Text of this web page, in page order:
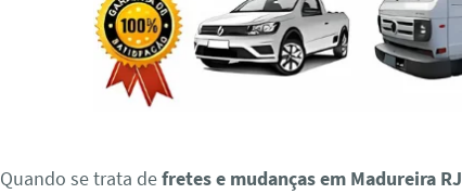
Quando se trata defretes e mudanças em Madureira RJ